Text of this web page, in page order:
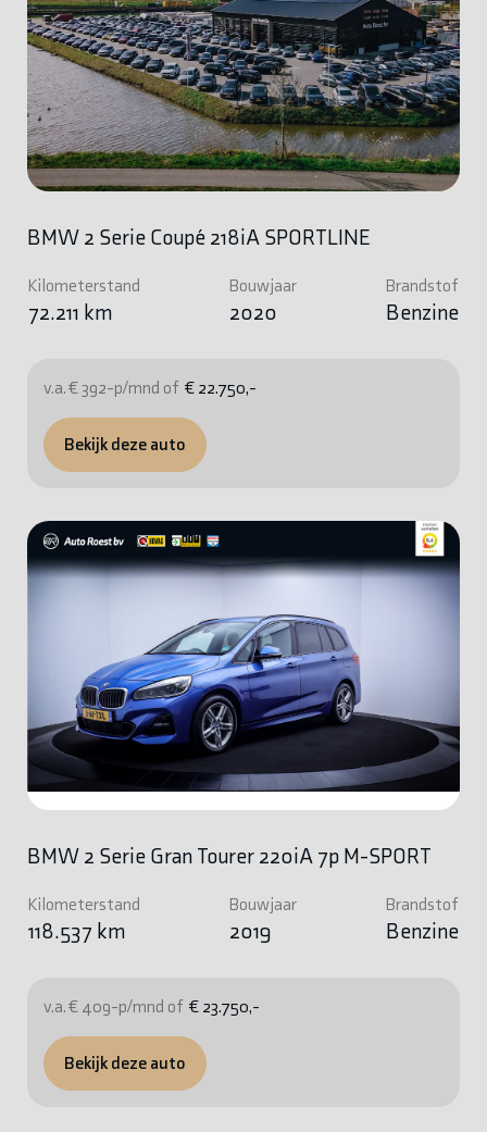
BMW 2 Serie Coupé 218iA SPORTLINE
Kilometerstand
72.211 km
Bouwjaar
2020
Brandstof
Benzine
v.a. € 392-p/mnd of € 22.750,-
Bekijk deze auto
BMW 2 Serie Gran Tourer 220iA 7p M-SPORT
Kilometerstand
118.537 km
Bouwjaar
2019
Brandstof
Benzine
v.a. € 409-p/mnd of € 23.750,-
Bekijk deze auto